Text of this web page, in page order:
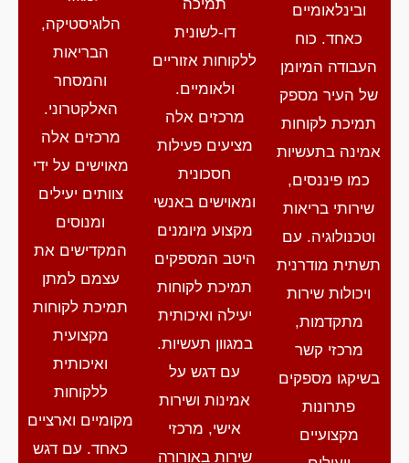
ובינלאומיים
כאחד. כוח
העבודה המיומן
של העיר מספק
תמיכת לקוחות
אמינה בתעשיות
כמו פיננסים,
שירותי בריאות
וטכנולוגיה. עם
תשתית מודרנית
ויכולות שירות
מתקדמות,
מרכזי קשר
בשיקגו מספקים
פתרונות
מקצועיים
תמיכה
דו-לשונית
ללקוחות אזוריים
ולאומיים.
מרכזים אלה
מציעים פעילות
חסכונית
ומאוישים באנשי
מקצוע מיומנים
היטב המספקים
תמיכת לקוחות
יעילה ואיכותית
במגוון תעשיות.
עם דגש על
אמינות ושירות
אישי, מרכזי
שירות באורורה
הלוגיסטיקה,
הבריאות
והמסחר
האלקטרוני.
מרכזים אלה
מאוישים על ידי
צוותים יעילים
ומנוסים
המקדישים את
עצמם למתן
תמיכת לקוחות
מקצועית
ואיכותית
ללקוחות
מקומיים וארציים
כאחד. עם דגש